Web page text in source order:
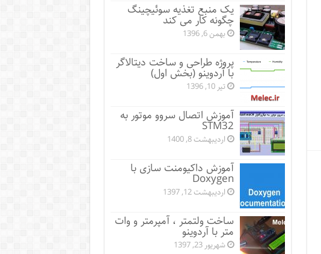
یک منبع تغذیه سوئیچینگ
چگونه کار می کند
بهمن 6, 1396
پروژه طراحی و ساخت دیتالاگر
با آردوینو (بخش اول)
تیر 10, 1396
آموزش اتصال سروو موتور به
STM32
اردیبهشت 8, 1400
آموزش داکیومنت سازی با
Doxygen
اردیبهشت 12, 1397
ساخت ولتمتر ، آمپرمتر و وات
متر با آردوینو
شهریور 23, 1397